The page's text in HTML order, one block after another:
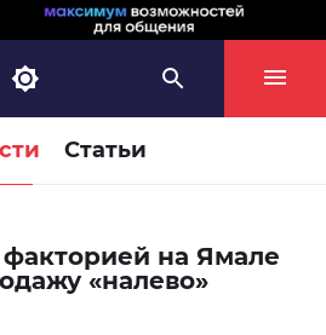
Статьи
на Ямале
«налево»